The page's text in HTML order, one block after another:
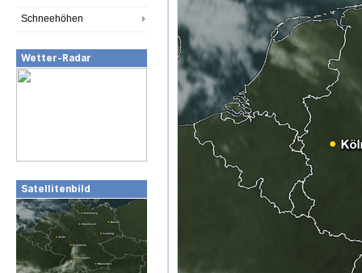
Schneehöhen
Wetter-Radar
Satellitenbild